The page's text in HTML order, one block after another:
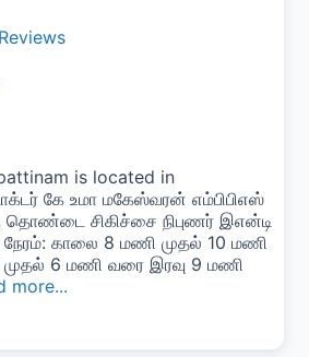
is located in
கே உமா மகேஸ்வரன் எம்பிபிஎஸ்
தொண்டை சிகிச்சை நிபுணர் இஎன்டி
காலை 8 மணி முதல் 10 மணி
6 மணி வரை இரவு 9 மணி
more...